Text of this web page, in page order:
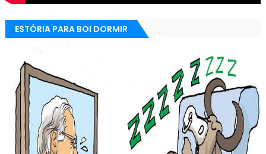
ESTÓRIA PARA BOI DORMIR